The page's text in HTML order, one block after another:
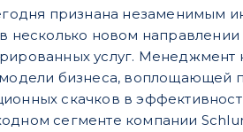
признана незаменимым
несколько новом
услуг. Менеджмент
бизнеса, воплощающей
скачков в
сегменте компании